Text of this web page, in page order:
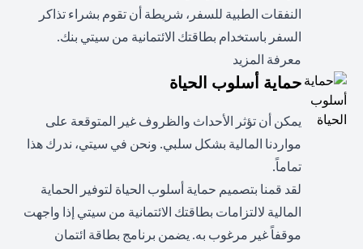
النفقات الطبية للسفر، شريطة أن تقوم بشراء تذاكر
السفر باستخدام بطاقتك الائتمانية من سيتي بنك.
معرفة المزيد
حماية أسلوب الحياة
يمكن أن تؤثر الأحداث والظروف غير المتوقعة على
مواردنا المالية بشكل سلبي. ونحن في سيتي، ندرك هذا
تماماً.
لقد قمنا بتصميم حماية أسلوب الحياة لتوفير الحماية
المالية لالتزامات بطاقتك الائتمانية من سيتي إذا واجهت
موقفاً غير مرغوب به. يضمن برنامج بطاقة ائتمان